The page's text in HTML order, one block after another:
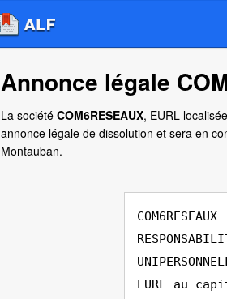
Annonce légale
La société COM6RESEAUX, EURL
annonce légale de dissolution et sera en
Montauban.
EURL au